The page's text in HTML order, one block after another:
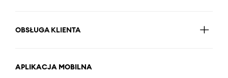
OBSŁUGA KLIENTA
APLIKACJA MOBILNA